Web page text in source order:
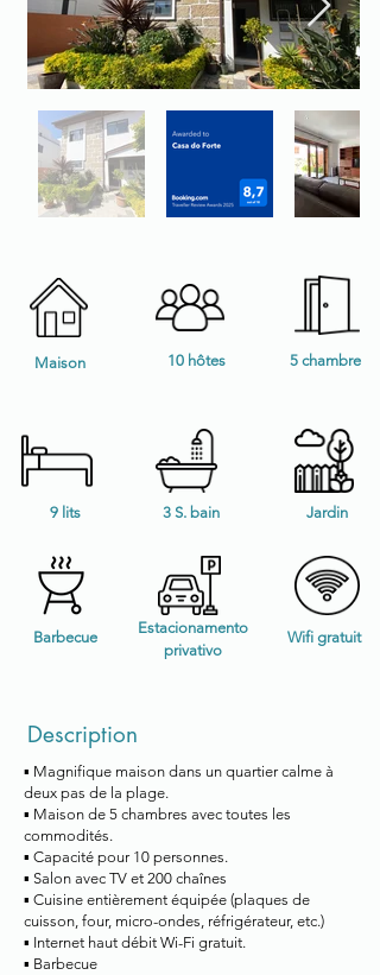
Maison 10 hôtes
9 lits
Barbecue
3 S. bain
Estacionamento
privativo
5 chambre
Jardin
Wifi gratuit
Description
▪ Magnifique maison dans un quartier calme à
deux pas de la plage.
▪ Maison de 5 chambres avec toutes les
commodités.
▪ Capacité pour 10 personnes.
▪ Salon avec TV et 200 chaînes
▪ Cuisine entièrement équipée (plaques de
cuisson, four, micro-ondes, réfrigérateur, etc.)
▪ Internet haut débit Wi-Fi gratuit.
▪ Barbecue